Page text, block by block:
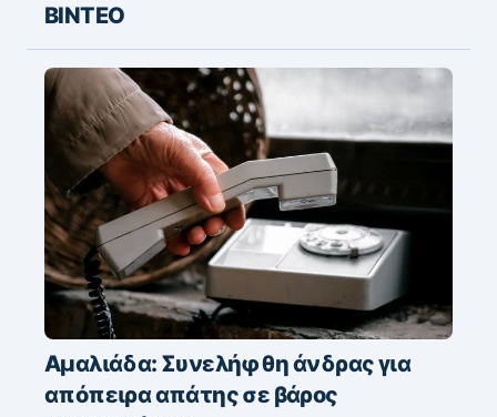
ΒΙΝΤΕΟ
Αμαλιάδα: Συνελήφθη άνδρας για
απόπειρα απάτης σε βάρος